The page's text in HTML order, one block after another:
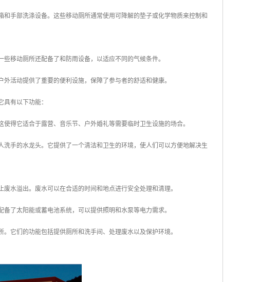
手部洗涤设备。这些移动厕所通常使用可降解的垫子或化学物质来控制和
移动厕所还配备了和防雨设备，以适应不同的气候条件。
活动提供了重要的便利设施，保障了参与者的舒适和健康。
有以下功能：
得它适合于露营、音乐节、户外婚礼等需要临时卫生设施的场合。
手的水龙头。它提供了一个清洁和卫生的环境，使人们可以方便地解决生
水溢出。废水可以在合适的时间和地点进行安全处理和清理。
了太阳能或蓄电池系统，可以提供照明和水泵等电力需求。
它们的功能包括提供厕所和洗手间、处理废水以及保护环境。